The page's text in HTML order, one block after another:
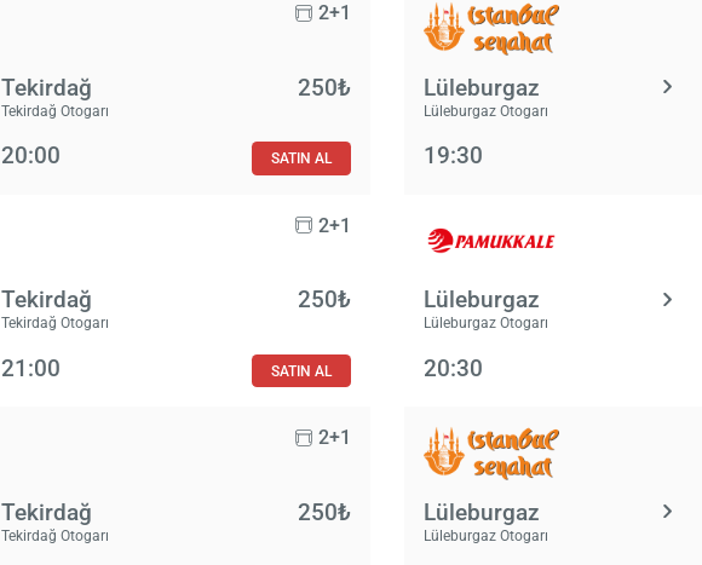
2+1
Tekirdağ
Tekirdağ Otogarı
250₺
20:00 SATIN AL
Lüleburgaz
Lüleburgaz Otogarı
19:30
2+1
Tekirdağ
Tekirdağ Otogarı
250₺
21:00 SATIN AL
Lüleburgaz
Lüleburgaz Otogarı
20:30
2+1
Tekirdağ
Tekirdağ Otogarı
250₺ Lüleburgaz
Lüleburgaz Otogarı